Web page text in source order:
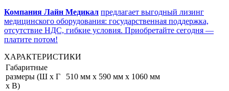
Компания Лайн Медикал предлагает выгодный лизинг
медицинского оборудования: государственная поддержка,
отсутствие НДС, гибкие условия. Приобретайте сегодня —
платите потом!
ХАРАКТЕРИСТИКИ
Габаритные
размеры (Ш х Г
х В)
510 мм х 590 мм х 1060 мм